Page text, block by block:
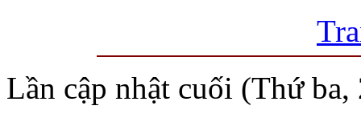
Lần cập nhật cuối (Thứ